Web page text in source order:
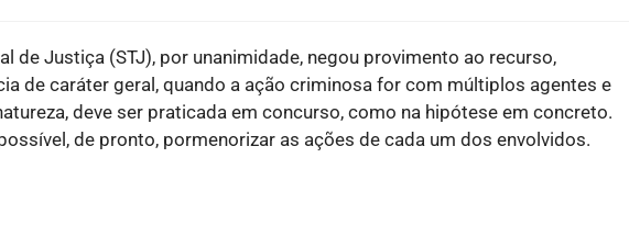
de Justiça (STJ), por unanimidade, negou provimento ao recurso,
de caráter geral, quando a ação criminosa for com múltiplos agentes e
deve ser praticada em concurso, como na hipótese em concreto.
de pronto, pormenorizar as ações de cada um dos envolvidos.